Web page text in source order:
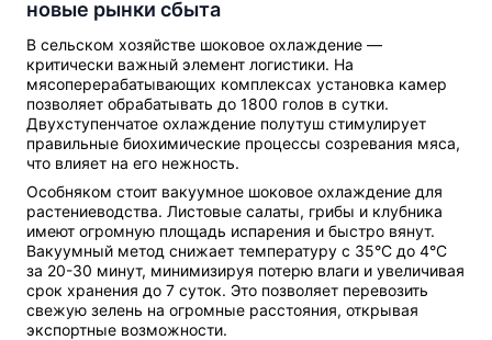
новые рынки сбыта
В сельском хозяйстве шоковое охлаждение —
критически важный элемент логистики. На
мясоперерабатывающих комплексах установка камер
позволяет обрабатывать до 1800 голов в сутки.
Двухступенчатое охлаждение полутуш стимулирует
правильные биохимические процессы созревания мяса,
что влияет на его нежность.
Особняком стоит вакуумное шоковое охлаждение для
растениеводства. Листовые салаты, грибы и клубника
имеют огромную площадь испарения и быстро вянут.
Вакуумный метод снижает температуру с 35°C до 4°C
за 20-30 минут, минимизируя потерю влаги и увеличивая
срок хранения до 7 суток. Это позволяет перевозить
свежую зелень на огромные расстояния, открывая
экспортные возможности.